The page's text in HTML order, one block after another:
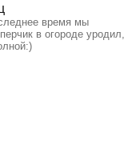
время мы
в огороде уродил,